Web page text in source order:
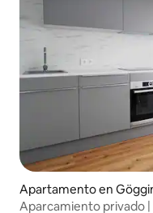
Apartamento en
Aparcamiento privado